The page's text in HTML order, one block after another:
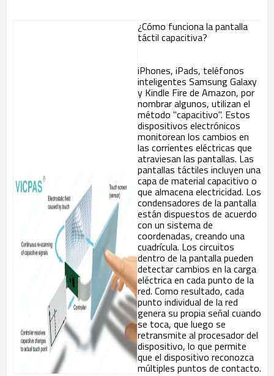
¿Cómo funciona la pantalla
táctil capacitiva?
iPhones, iPads, teléfonos
inteligentes Samsung Galaxy
y Kindle Fire de Amazon, por
nombrar algunos, utilizan el
método "capacitivo". Estos
dispositivos electrónicos
monitorean los cambios en
las corrientes eléctricas que
atraviesan las pantallas. Las
pantallas táctiles incluyen una
capa de material capacitivo o
que almacena electricidad. Los
condensadores de la pantalla
están dispuestos de acuerdo
con un sistema de
coordenadas, creando una
cuadrícula. Los circuitos
dentro de la pantalla pueden
detectar cambios en la carga
eléctrica en cada punto de la
red. Como resultado, cada
punto individual de la red
genera su propia señal cuando
se toca, que luego se
retransmite al procesador del
dispositivo, lo que permite
que el dispositivo reconozca
múltiples puntos de contacto.